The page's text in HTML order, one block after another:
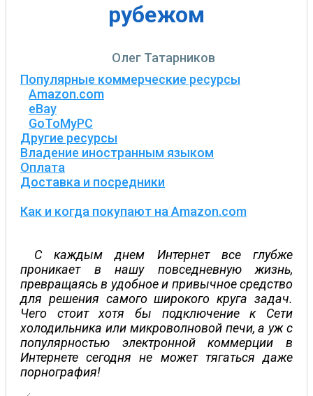
рубежом
Олег Татарников
Популярные коммерческие ресурсы
Amazon.com
eBay
GoToMyPC
Другие ресурсы
Владение иностранным языком
Оплата
Доставка и посредники
Как и когда покупают на Amazon.com
С каждым днем Интернет все глубже
проникает в нашу повседневную жизнь,
превращаясь в удобное и привычное средство
для решения самого широкого круга задач.
Чего стоит хотя бы подключение к Сети
холодильника или микроволновой печи, а уж с
популярностью электронной коммерции в
Интернете сегодня не может тягаться даже
порнография!